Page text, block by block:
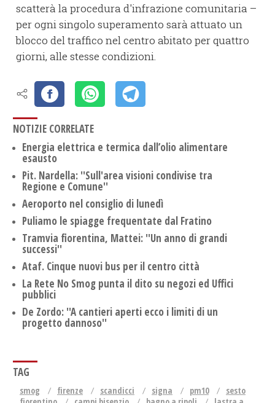
scatterà la procedura d'infrazione comunitaria –
per ogni singolo superamento sarà attuato un
blocco del traffico nel centro abitato per quattro
giorni, alle stesse condizioni.
NOTIZIE CORRELATE
Energia elettrica e termica dall’olio alimentare
esausto
Pit. Nardella: ''Sull'area visioni condivise tra
Regione e Comune''
Aeroporto nel consiglio di lunedì
Puliamo le spiagge frequentate dal Fratino
Tramvia fiorentina, Mattei: ''Un anno di grandi
successi''
Ataf. Cinque nuovi bus per il centro città
La Rete No Smog punta il dito su negozi ed Uffici
pubblici
De Zordo: ''A cantieri aperti ecco i limiti di un
progetto dannoso''
TAG
smog firenze scandicci signa pm10
sesto